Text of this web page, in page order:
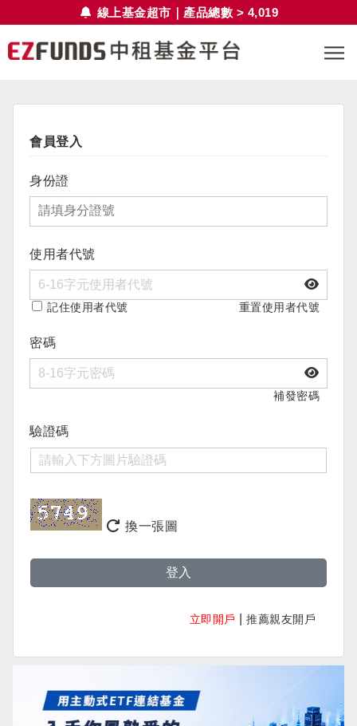
線上基金超市｜產品總數 > 4,019
會員登入
身份證
使用者代號
記住使用者代號 重置使用者代號
密碼
補發密碼
驗證碼
換一張圖
登入
立即開戶 推薦親友開戶